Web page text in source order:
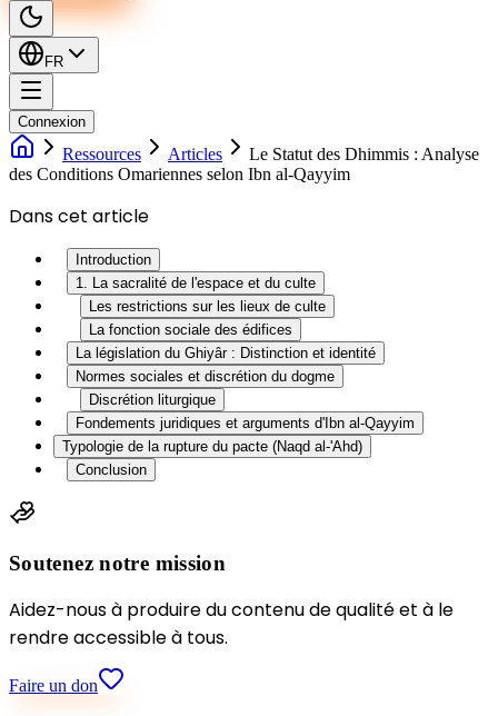
FR
Connexion
Ressources Articles
Le Statut des Dhimmis : Analyse
des Conditions Omariennes selon Ibn al-Qayyim
Dans cet article
Introduction
1. La sacralité de l'espace et du culte
Les restrictions sur les lieux de culte
La fonction sociale des édifices
La législation du Ghiyâr : Distinction et identité
Normes sociales et discrétion du dogme
Discrétion liturgique
Fondements juridiques et arguments d'Ibn al-Qayyim
Typologie de la rupture du pacte (Naqd al-'Ahd)
Conclusion
Soutenez notre mission
Aidez-nous à produire du contenu de qualité et à le
rendre accessible à tous.
Faire un don